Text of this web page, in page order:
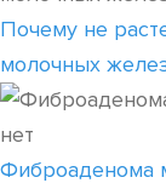
Почему не
молочных
Фиброаденома